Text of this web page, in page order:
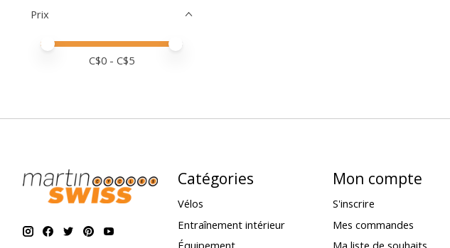
Prix
Prix minimum
Price maximum value
C$0 - C$5
Catégories
Vélos
Entraînement intérieur
Équipement
Mon compte
S'inscrire
Mes commandes
Ma liste de souhaits